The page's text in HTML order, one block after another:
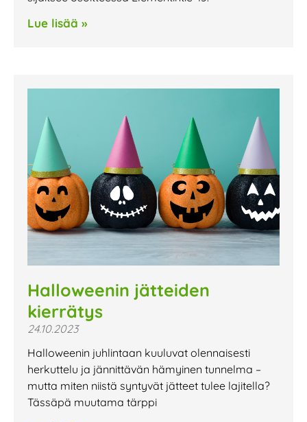
Lue lisää »
Halloweenin jätteiden
kierrätys
24.10.2023
Halloweenin juhlintaan kuuluvat olennaisesti
herkuttelu ja jännittävän hämyinen tunnelma –
mutta miten niistä syntyvät jätteet tulee lajitella?
Tässäpä muutama tärppi